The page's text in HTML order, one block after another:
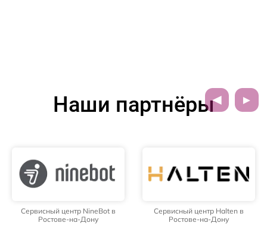
Наши партнёры
Сервисный центр NineBot в
Ростове-на-Дону
Сервисный центр Halten в
Ростове-на-Дону